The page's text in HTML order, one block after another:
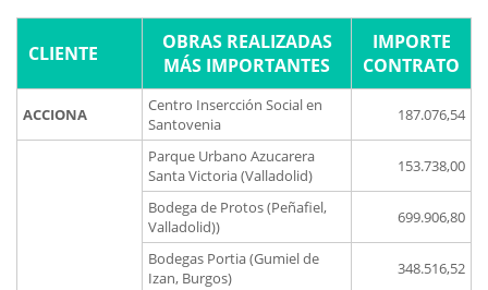
CLIENTE
OBRAS REALIZADAS
MÁS IMPORTANTES
IMPORTE
CONTRATO
ACCIONA
Centro Insercción Social en
Santovenia
187.076,54
Parque Urbano Azucarera
Santa Victoria (Valladolid)
153.738,00
Bodega de Protos (Peñafiel,
Valladolid))
699.906,80
Bodegas Portia (Gumiel de
Izan, Burgos)
348.516,52